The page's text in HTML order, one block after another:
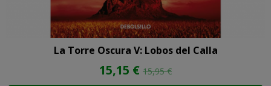
La Torre Oscura V: Lobos del Calla
15,15 € 15,95 €